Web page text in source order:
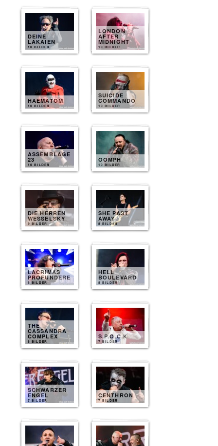
DEINE
LAKAIEN
10 BILDER
LONDON
AFTER
MIDNIGHT
10 BILDER
HAEMATOM
10 BILDER
SUICIDE
COMMANDO
10 BILDER
ASSEMBLAGE
23
10 BILDER
OOMPH
10 BILDER
DIE HERREN
WESSELSKY
9 BILDER
SHE PAST
AWAY
8 BILDER
LACRIMAS
PROFUNDERE
8 BILDER
HELL
BOULEVARD
8 BILDER
THE
CASSANDRA
COMPLEX
8 BILDER
S.P.O.C.K
7 BILDER
SCHWARZER
ENGEL
7 BILDER
CENTHRON
7 BILDER